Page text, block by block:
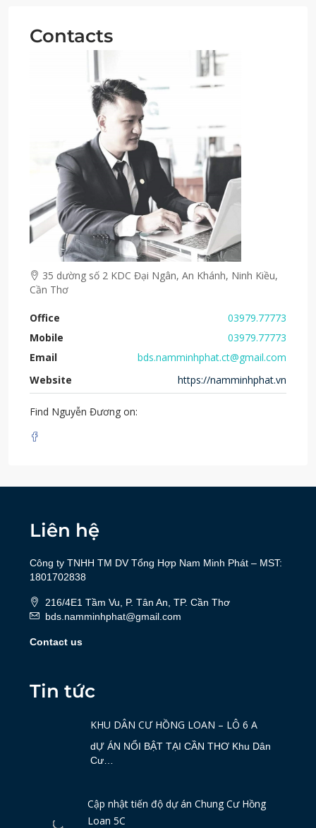
Contacts
35 dường số 2 KDC Đại Ngân, An Khánh, Ninh Kiều,
Cần Thơ
Office
03979.77773
Mobile
03979.77773
Email
bds.namminhphat.ct@gmail.com
Website
https://namminhphat.vn
Find Nguyễn Đương on:
Liên hệ
Công ty TNHH TM DV Tổng Hợp Nam Minh Phát – MST:
1801702838
216/4E1 Tầm Vu, P. Tân An, TP. Cần Thơ
bds.namminhphat@gmail.com
Contact us
Tin tức
KHU DÂN CƯ HỒNG LOAN – LÔ 6 A
dỰ ÁN NỔI BẬT TẠI CẦN THƠ Khu Dân
Cư…
Cập nhật tiến độ dự án Chung Cư Hồng
Loan 5C